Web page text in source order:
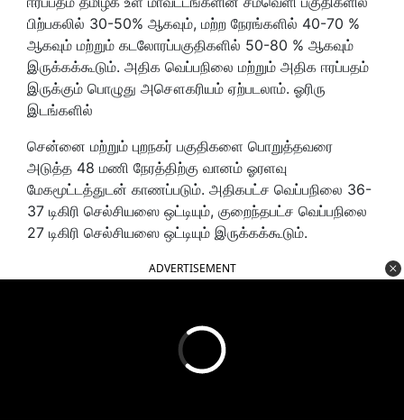
பிற்பகலில் 30-50% ஆகவும், மற்ற நேரங்களில் 40-70 %
ஆகவும் மற்றும் கடலோரப்பகுதிகளில் 50-80 % ஆகவும்
இருக்கக்கூடும். அதிக வெப்பநிலை மற்றும் அதிக ஈரப்பதம்
இருக்கும் பொழுது அசௌகரியம் ஏற்படலாம். ஓரிரு
இடங்களில்
சென்னை மற்றும் புறநகர் பகுதிகளை பொறுத்தவரை
அடுத்த 48 மணி நேரத்திற்கு வானம் ஓரளவு
மேகமூட்டத்துடன் காணப்படும். அதிகபட்ச வெப்பநிலை 36-
37 டிகிரி செல்சியஸை ஒட்டியும், குறைந்தபட்ச வெப்பநிலை
27 டிகிரி செல்சியஸை ஒட்டியும் இருக்கக்கூடும்.
ADVERTISEMENT